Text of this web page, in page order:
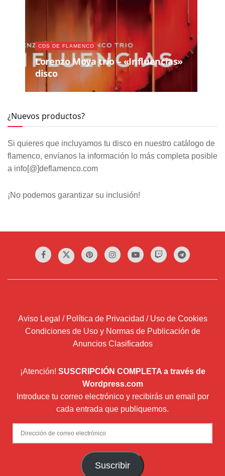
CDS DE FLAMENCO
Lorenzo Moya trío – «Influencias»
disco
¿Nuevos productos?
Si quieres que incluyamos tu disco en nuestro catálogo de
flamenco, envíanos la información lo más completa posible
a info[@]deflamenco.com
¡No podemos garantizar su inclusión!
Aviso Legal / Política de Privacidad / Uso de Cookies
Condiciones de Uso y Normas de Publicación de
Anuncios Clasificados
¡Atención! SUSCRIPCIÓN COMPLETA a través de
Wordpress.com
Introduce tu correo electrónico y recibirás un email por
cada entrada que publiquemos.
Dirección
de
Suscribir